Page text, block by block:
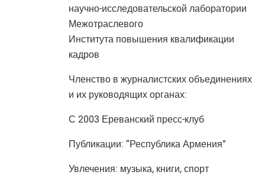
научно-исследовательской лаборатории
Межотраслевого
Института повышения квалификации
кадров
Членство в журналистских объединениях
и их руководящих органах:
С 2003 Ереванский пресс-клуб
Публикации: “Республика Армения”
Увлечения: музыка, книги, спорт